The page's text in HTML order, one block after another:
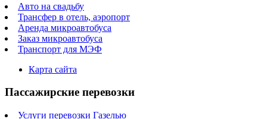
Авто на свадьбу
Трансфер в отель, аэропорт
Аренда микроавтобуса
Заказ микроавтобуса
Транспорт для МЭФ
Карта сайта
Пассажирские перевозки
Услуги перевозки Газелью